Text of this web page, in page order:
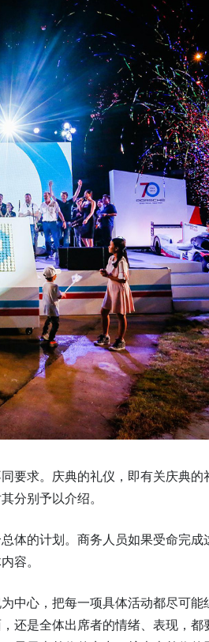
要求。庆典的礼仪，即有关庆典的
分别予以介绍。
体的计划。商务人员如果受命完成
容。
中心，把每一项具体活动都尽可能
还是全体出席者的情绪、表现，都